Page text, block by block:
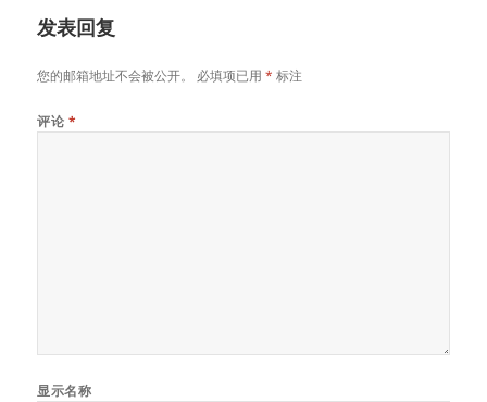
发表回复
您的邮箱地址不会被公开。 必填项已用* 标注
评论 *
显示名称